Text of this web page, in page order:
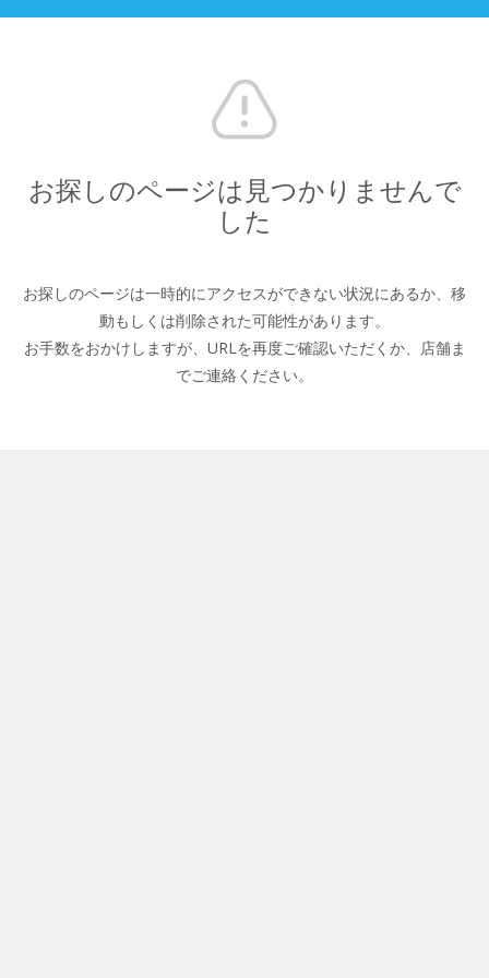
お探しのページは見つかりませんで
した
お探しのページは一時的にアクセスができない状況にあるか、 移
動もしくは削除された可能性があります。
お手数をおかけしますが、URLを再度ご確認いただくか、 店舗ま
でご連絡ください。